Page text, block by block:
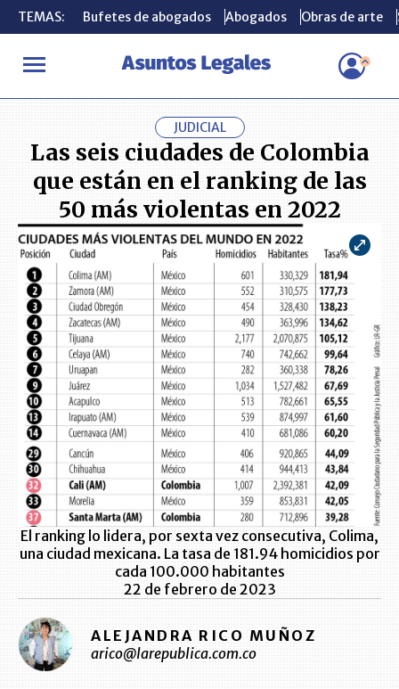
TEMAS: Bufetes de abogados Abogados Obras de arte
INICIO ACTUALIDAD Las seis ciudades de Colombia que están
TEMAS: Bufetes de abogados Abogados Obras de arte
JUDICIAL
Las seis ciudades de Colombia
que están en el ranking de las
50 más violentas en 2022
El ranking lo lidera, por sexta vez consecutiva, Colima,
una ciudad mexicana. La tasa de 181.94 homicidios por
cada 100.000 habitantes
22 de febrero de 2023
ALEJANDRA RICO MUÑOZ
arico@larepublica.com.co